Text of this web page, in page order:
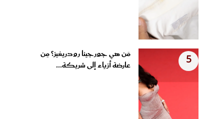
5
مَن هي جورجينا رودريغيز؟ مِن
عارضة أزياء إلى شريكة...